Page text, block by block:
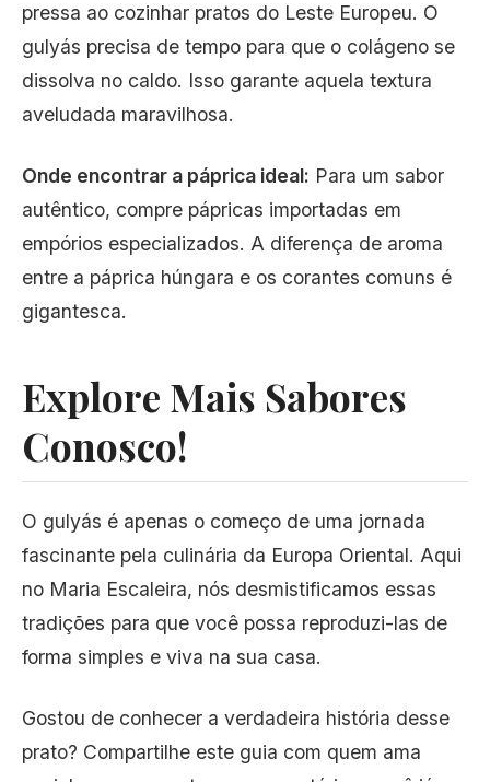
pressa ao cozinhar pratos do Leste Europeu. O
gulyás precisa de tempo para que o colágeno se
dissolva no caldo. Isso garante aquela textura
aveludada maravilhosa.
Onde encontrar a páprica ideal: Para um sabor
autêntico, compre pápricas importadas em
empórios especializados. A diferença de aroma
entre a páprica húngara e os corantes comuns é
gigantesca.
Explore Mais Sabores
Conosco!
O gulyás é apenas o começo de uma jornada
fascinante pela culinária da Europa Oriental. Aqui
no Maria Escaleira, nós desmistificamos essas
tradições para que você possa reproduzi-las de
forma simples e viva na sua casa.
Gostou de conhecer a verdadeira história desse
prato? Compartilhe este guia com quem ama